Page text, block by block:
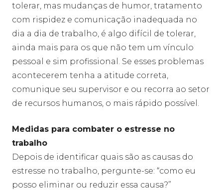
tolerar, mas mudanças de humor, tratamento
com rispidez e comunicação inadequada no
dia a dia de trabalho, é algo difícil de tolerar,
ainda mais para os que não tem um vínculo
pessoal e sim profissional. Se esses problemas
acontecerem tenha a atitude correta,
comunique seu supervisor e ou recorra ao setor
de recursos humanos, o mais rápido possível.
Medidas para combater o estresse no
trabalho
Depois de identificar quais são as causas do
estresse no trabalho, pergunte-se: “como eu
posso eliminar ou reduzir essa causa?”